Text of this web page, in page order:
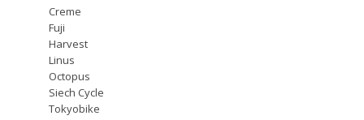
Creme
Fuji
Harvest
Linus
Octopus
Siech Cycle
Tokyobike